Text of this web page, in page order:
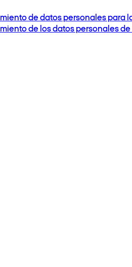
de datos personales para
de los datos personales